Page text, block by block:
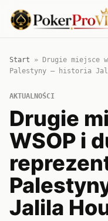
Start »
Drugie miejsce
Palestyny – historia
AKTUALNOŚCI
Drugie
WSOP i
Jalila